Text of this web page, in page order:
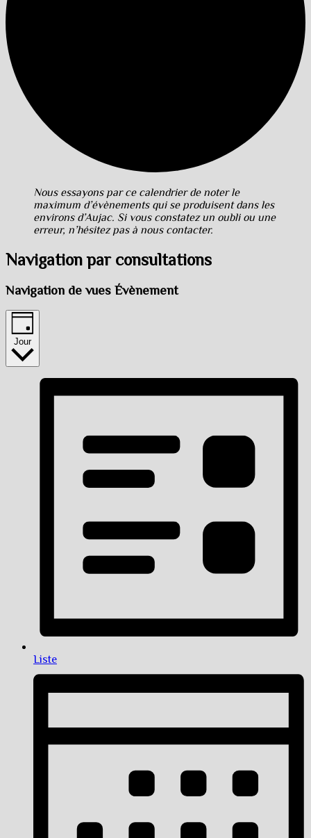
Nous essayons par ce calendrier de noter le
maximum d’évènements qui se produisent dans les
environs d’Aujac. Si vous constatez un oubli ou une
erreur, n’hésitez pas à nous contacter.
Navigation par consultations
Navigation de vues Évènement
Jour
Liste